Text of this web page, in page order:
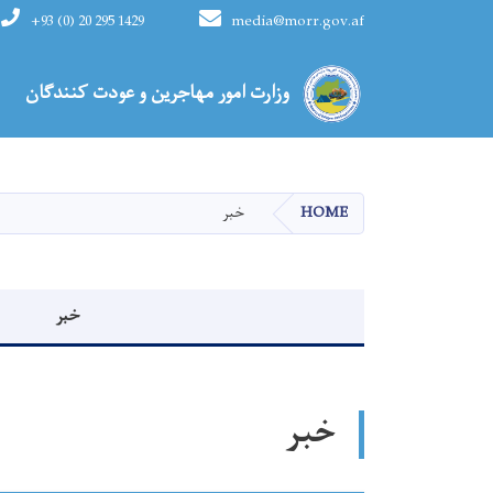
وزارت امور مهاجرین و عودت کنندگان
media@morr.gov.af
+93 (0) 20 295 1429
Main navigation
HOME خبر
خبر
خبر